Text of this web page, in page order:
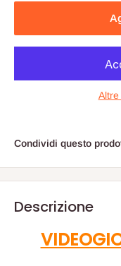
Condividi questo
Descrizione